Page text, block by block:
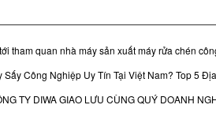
tham quan nhà máy sản xuất máy rửa chén
Sấy Công Nghiệp Uy Tín Tại Việt Nam? Top 5
TY DIWA GIAO LƯU CÙNG QUÝ DOANH